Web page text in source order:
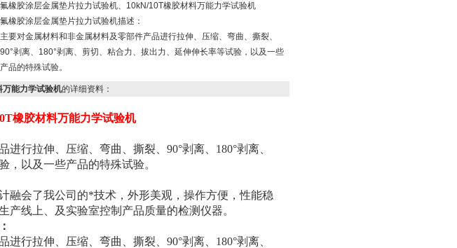
氟橡胶涂层金属垫片拉力试验机、10kN/10T橡胶材料万能力学试验机
氟橡胶涂层金属垫片拉力试验机描述：
主要对金属材料和非金属材料及零部件产品进行拉伸、压缩、弯曲、撕裂、
90°剥离、180°剥离、剪切、粘合力、拔出力、延伸伸长率等试验，以及一些
产品的特殊试验。
能力学试验机的详细资料：
橡胶材料万能力学试验机
行拉伸、压缩、弯曲、撕裂、90°剥离、180°剥离、
，以及一些产品的特殊试验。
融会了我公司的*技术，外形美观，操作方便，性能稳
产线上、及实验室控制产品质量的检测仪器。
行拉伸、压缩、弯曲、撕裂、90°剥离、180°剥离、